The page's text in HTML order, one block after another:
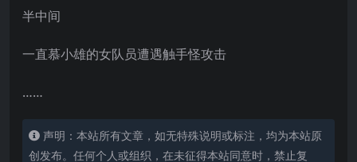
半中间
一直慕小雄的女队员遭遇触手怪攻击
……
声明：本站所有文章，如无特殊说明或标注，均为本站原
创发布。任何个人或组织，在未征得本站同意时，禁止复